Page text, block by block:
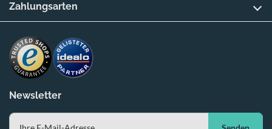
Newsletter
Zahlungsarten